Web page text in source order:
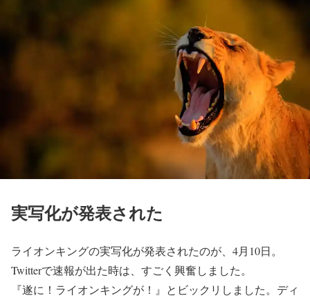
実写化が発表された
ライオンキングの実写化が発表されたのが、4月10日。
Twitterで速報が出た時は、すごく興奮しました。
『遂に！ライオンキングが！』とビックリしました。ディ